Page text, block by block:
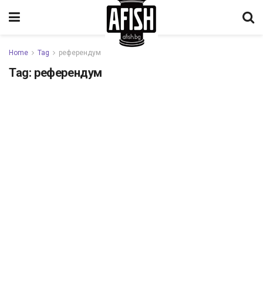
Home Tag референдум
Tag: референдум